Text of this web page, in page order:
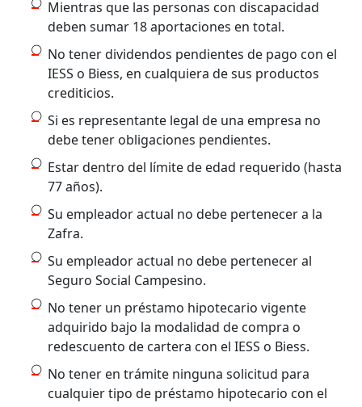
Mientras que las personas con discapacidad
deben sumar 18 aportaciones en total.
No tener dividendos pendientes de pago con el
IESS o Biess, en cualquiera de sus productos
crediticios.
Si es representante legal de una empresa no
debe tener obligaciones pendientes.
Estar dentro del límite de edad requerido (hasta
77 años).
Su empleador actual no debe pertenecer a la
Zafra.
Su empleador actual no debe pertenecer al
Seguro Social Campesino.
No tener un préstamo hipotecario vigente
adquirido bajo la modalidad de compra o
redescuento de cartera con el IESS o Biess.
No tener en trámite ninguna solicitud para
cualquier tipo de préstamo hipotecario con el